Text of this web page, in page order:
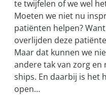
te twijfelen of we wel
Moeten we niet nu
patiënten helpen?
overlijden deze
Maar dat kunnen we
andere tak van zorg en
ships. En daarbij is het
open…